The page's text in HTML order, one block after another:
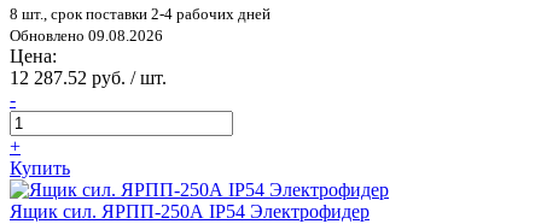
8 шт., срок поставки 2-4 рабочих дней
Обновлено 09.08.2026
Цена:
12 287.52 руб. / шт.
-
+
Купить
Ящик сил. ЯРПП-250А IP54 Электрофидер